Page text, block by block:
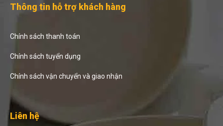
Thông tin hỗ trợ khách hàng
Chính sách thanh toán
Chính sách tuyển dụng
Chính sách vận chuyển và giao nhận
Liên hệ